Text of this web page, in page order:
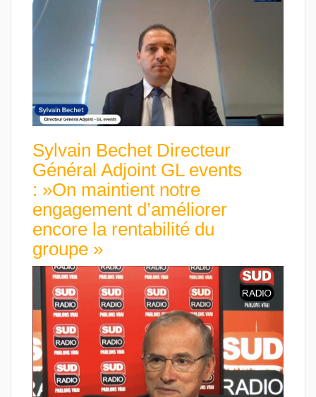
Sylvain Bechet Directeur
Général Adjoint GL events
: »On maintient notre
engagement d’améliorer
encore la rentabilité du
groupe »